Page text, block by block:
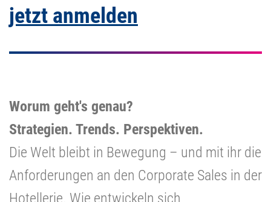
jetzt anmelden
Worum geht's genau?
Strategien. Trends. Perspektiven.
Die Welt bleibt in Bewegung – und mit ihr die
Anforderungen an den Corporate Sales in der
Hotellerie. Wie entwickeln sich